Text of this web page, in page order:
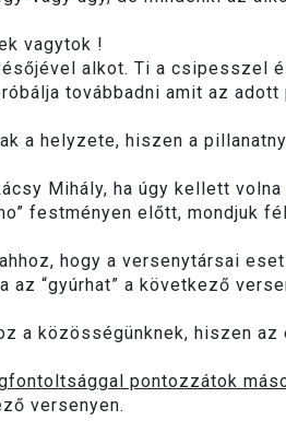
vagytok !
alkot. Ti a csipesszel
továbbadni amit az
a helyzete, hiszen a
Mihály, ha úgy kellett
festményen előtt, mondjuk
hogy a versenytársai
az “gyúrhat” a következő
a közösségünknek, hiszen
pontozzátok
versenyen.